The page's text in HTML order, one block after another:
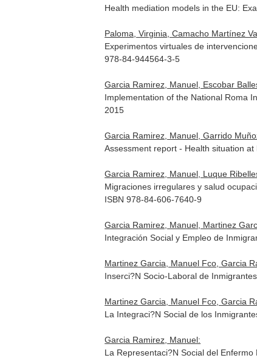
Health mediation models in the EU:
Paloma, Virginia, Camacho Martínez
Experimentos virtuales de
978-84-944564-3-5
Garcia Ramirez, Manuel, Escobar
Implementation of the National Roma
2015
Garcia Ramirez, Manuel, Garrido
Assessment report - Health situation
Garcia Ramirez, Manuel, Luque
Migraciones irregulares y salud
ISBN 978-84-606-7640-9
Garcia Ramirez, Manuel, Martinez
Integración Social y Empleo de
Martinez Garcia, Manuel Fco, Garcia
Inserci?N Socio-Laboral de
Martinez Garcia, Manuel Fco, Garcia
La Integraci?N Social de los
Garcia Ramirez, Manuel:
La Representaci?N Social del